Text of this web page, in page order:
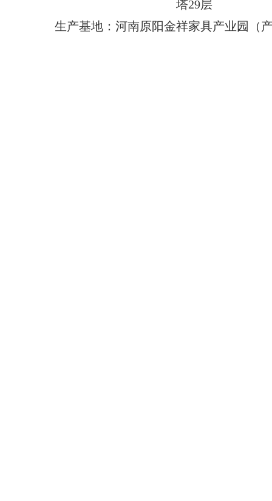
塔29层
生产基地：河南原阳金祥家具产业园（